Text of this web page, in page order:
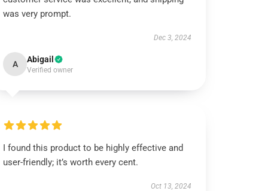
was very prompt.
Dec 3, 2024
A Abigail
Verified owner
I found this product to be highly effective and
user-friendly; it’s worth every cent.
Oct 13, 2024